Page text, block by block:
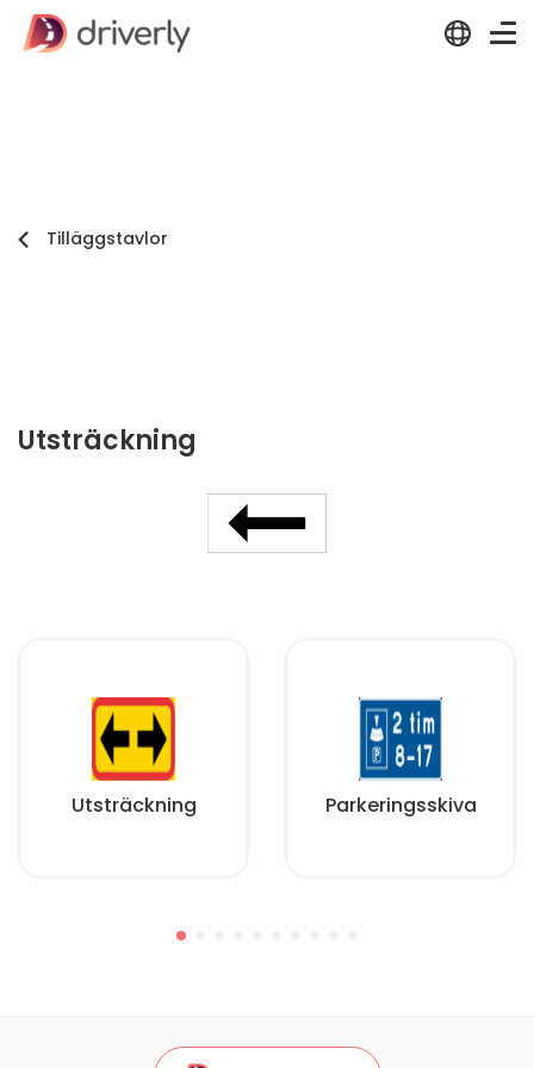
Tilläggstavlor
Utsträckning
Utsträckning Parkeringsskiva